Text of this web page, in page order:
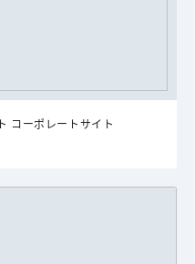
コーポレートサイト